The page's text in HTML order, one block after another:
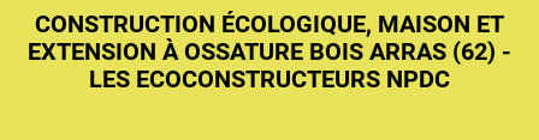
CONSTRUCTION ÉCOLOGIQUE, MAISON ET
EXTENSION À OSSATURE BOIS ARRAS (62) -
LES ECOCONSTRUCTEURS NPDC